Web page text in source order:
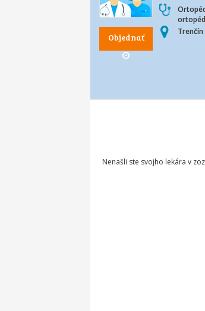
Objednať
Trenčín
Nenašli ste svojho lekára v